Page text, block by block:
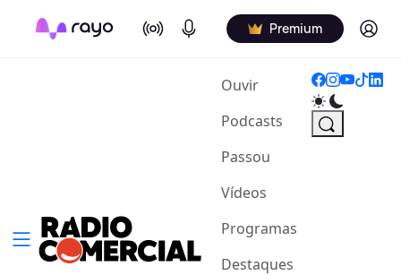
On Air Podcasts Premium Log in
Ouvir(current)
Podcasts
Passou
Vídeos
Programas
Destaques